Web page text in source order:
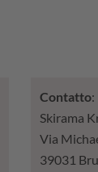
Contatto:
Skirama
Via
39031